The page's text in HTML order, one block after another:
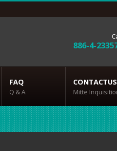
886-4-
FAQ
Q & A Mitte